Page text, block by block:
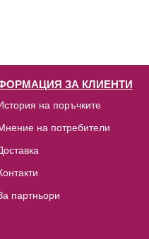
ЗА КЛИЕНТИ
на поръчките
на потребители
партньори